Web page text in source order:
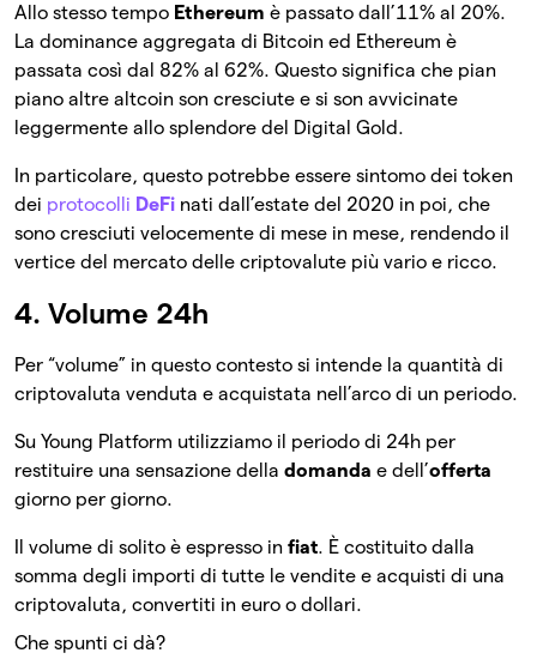
Allo stesso tempo Ethereum è passato dall’11% al 20%.
La dominance aggregata di Bitcoin ed Ethereum è
passata così dal 82% al 62%. Questo significa che pian
piano altre altcoin son cresciute e si son avvicinate
leggermente allo splendore del Digital Gold.
In particolare, questo potrebbe essere sintomo dei token
dei protocolli DeFi nati dall’estate del 2020 in poi, che
sono cresciuti velocemente di mese in mese, rendendo il
vertice del mercato delle criptovalute più vario e ricco.
4. Volume 24h
Per “volume” in questo contesto si intende la quantità di
criptovaluta venduta e acquistata nell’arco di un periodo.
Su Young Platform utilizziamo il periodo di 24h per
restituire una sensazione della domanda e dell’offerta
giorno per giorno.
Il volume di solito è espresso in fiat. È costituito dalla
somma degli importi di tutte le vendite e acquisti di una
criptovaluta, convertiti in euro o dollari.
Che spunti ci dà?